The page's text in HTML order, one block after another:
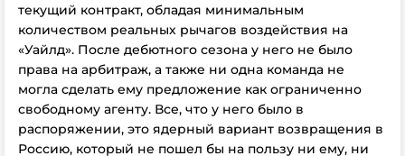
текущий контракт, обладая минимальным
количеством реальных рычагов воздействия на
«Уайлд». После дебютного сезона у него не было
права на арбитраж, а также ни одна команда не
могла сделать ему предложение как ограниченно
свободному агенту. Все, что у него было в
распоряжении, это ядерный вариант возвращения в
Россию, который не пошел бы на пользу ни ему, ни